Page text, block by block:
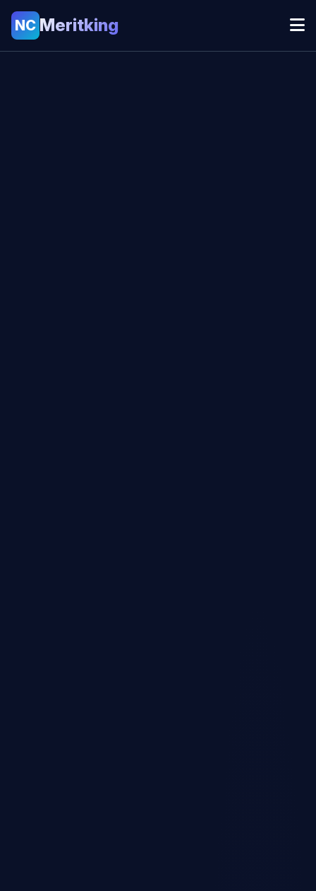
NC Meritking